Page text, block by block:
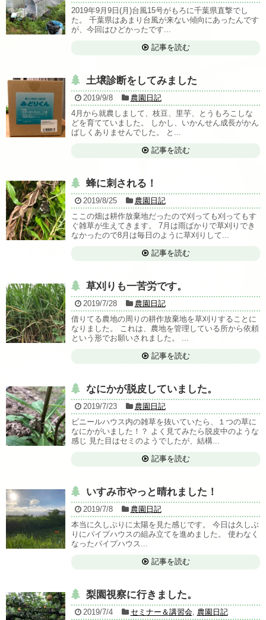
2019年9月9日(月)台風15号がもろに千葉県直撃でし
た。 千葉県はあまり台風が来ない傾向にあったんです
が、今回はひどかったです...
記事を読む
土壌診断をしてみました
2019/9/8
農園日記
4月から就農しまして、枝豆、里芋、とうもろこしな
どを育てていました。 しかし、いかんせん成長がかん
ばしくありませんでした。 と...
記事を読む
蜂に刺される！
2019/8/25
農園日記
ここの畑は耕作放棄地だったので刈っても刈ってもす
ぐ雑草が生えてきます。 7月は雨ばかりで草刈りでき
なかったので8月は毎日のように草刈りして...
記事を読む
草刈りも一苦労です。
2019/7/28
農園日記
借りてる農地の周りの耕作放棄地を草刈りすることに
なりました。 これは、農地を管理している所から依頼
という形でお願いされました。 ...
記事を読む
なにかが脱皮していました。
2019/7/23
農園日記
ビニールハウス内の雑草を抜いていたら、１つの草に
なにかがいました！？ よく見てみたら脱皮中のような
感じ 見た目はセミのようでしたが、結構...
記事を読む
いすみ市やっと晴れました！
2019/7/8
農園日記
本当に久しぶりに太陽を見た感じです。 今日は久しぶ
りにパイプハウスの組み立てを進めました。 使わなく
なったパイプハウス...
記事を読む
梨園視察に行きました。
2019/7/4 セミナー＆講習会, 農園日記